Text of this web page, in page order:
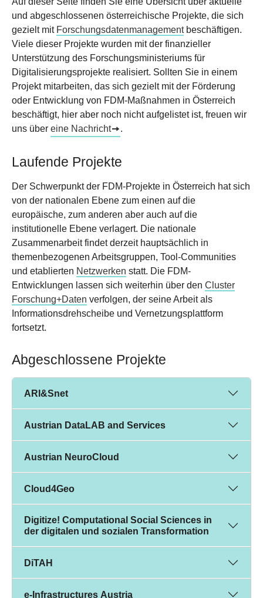
und abgeschlossenen österreichische Projekte, die sich
gezielt mit Forschungsdatenmanagementbeschäftigen.
Viele dieser Projekte wurden mit der finanzieller
Unterstützung des Forschungsministeriums für
Digitalisierungsprojekte realisiert. Sollten Sie in einem
Projekt mitarbeiten, das sich gezielt mit der Förderung
oder Entwicklung von FDM-Maßnahmen in Österreich
beschäftigt, hier aber noch nicht aufgelistet ist, freuen wir
uns über eine Nachricht .
Laufende Projekte
Der Schwerpunkt der FDM-Projekte in Österreich hat sich
von der nationalen Ebene zum einen auf die
europäische, zum anderen aber auch auf die
institutionelle Ebene verlagert. Die nationale
Zusammenarbeit findet derzeit hauptsächlich in
themenbezogenen Arbeitsgruppen, Tool-Communities
und etablierten Netzwerken statt. Die FDM-
Entwicklungen lassen sich weiterhin über den Cluster
Forschung+Daten verfolgen, der seine Arbeit als
Informationsdrehscheibe und Vernetzungsplattform
fortsetzt.
Abgeschlossene Projekte
ARI&Snet
Austrian DataLAB and Services
Austrian NeuroCloud
Cloud4Geo
Digitize! Computational Social Sciences in
der digitalen und sozialen Transformation
DiTAH
e-Infrastructures Austria